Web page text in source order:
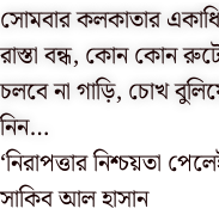
সোমবার কলকাতার
রাস্তা বন্ধ, কোন কোন
চলবে না গাড়ি, চোখ
নিন…
‘নিরাপত্তার নিশ্চয়তা
সাকিব আল হাসান